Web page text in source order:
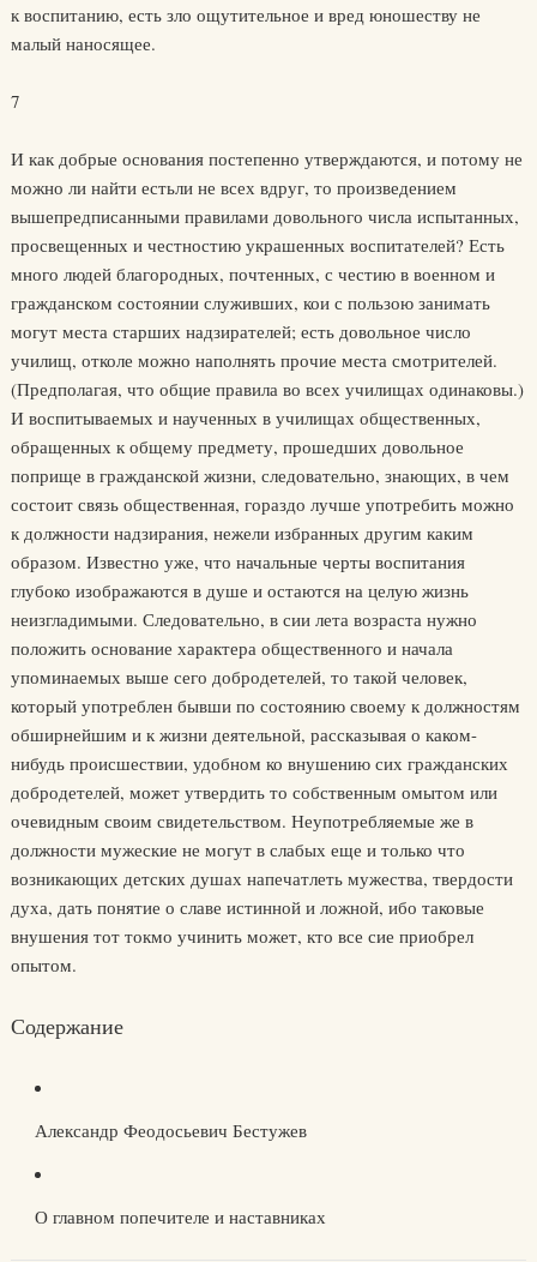
к воспитанию, есть зло ощутительное и вред юношеству не
малый наносящее.
7
И как добрые основания постепенно утверждаются, и потому не
можно ли найти естьли не всех вдруг, то произведением
вышепредписанными правилами довольного числа испытанных,
просвещенных и честностию украшенных воспитателей? Есть
много людей благородных, почтенных, с честию в военном и
гражданском состоянии служивших, кои с пользою занимать
могут места старших надзирателей; есть довольное число
училищ, отколе можно наполнять прочие места смотрителей.
(Предполагая, что общие правила во всех училищах одинаковы.)
И воспитываемых и наученных в училищах общественных,
обращенных к общему предмету, прошедших довольное
поприще в гражданской жизни, следовательно, знающих, в чем
состоит связь общественная, гораздо лучше употребить можно
к должности надзирания, нежели избранных другим каким
образом. Известно уже, что начальные черты воспитания
глубоко изображаются в душе и остаются на целую жизнь
неизгладимыми. Следовательно, в сии лета возраста нужно
положить основание характера общественного и начала
упоминаемых выше сего добродетелей, то такой человек,
который употреблен бывши по состоянию своему к должностям
обширнейшим и к жизни деятельной, рассказывая о каком-
нибудь происшествии, удобном ко внушению сих гражданских
добродетелей, может утвердить то собственным омытом или
очевидным своим свидетельством. Неупотребляемые же в
должности мужеские не могут в слабых еще и только что
возникающих детских душах напечатлеть мужества, твердости
духа, дать понятие о славе истинной и ложной, ибо таковые
внушения тот токмо учинить может, кто все сие приобрел
опытом.
Содержание
Александр Феодосьевич Бестужев
О главном попечителе и наставниках